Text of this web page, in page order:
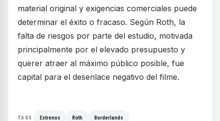
material original y exigencias comerciales puede
determinar el éxito o fracaso. Según Roth, la
falta de riesgos por parte del estudio, motivada
principalmente por el elevado presupuesto y
querer atraer al máximo público posible, fue
capital para el desenlace negativo del filme.
TAGS Estrenos Roth Borderlands